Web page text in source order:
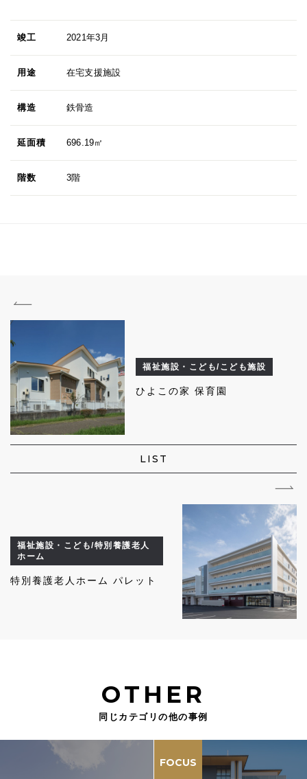
竣工 2021年3月
用途 在宅支援施設
構造 鉄骨造
延面積 696.19㎡
階数 3階
福祉施設・こども/こども施設
ひよこの家 保育園
LIST
福祉施設・こども/特別養護老人
ホーム
特別養護老人ホーム パレット
OTHER
同じカテゴリの他の事例
FOCUS